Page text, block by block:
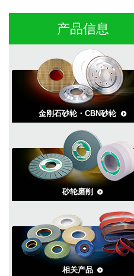
产品信息
金刚石砂轮・CBN砂轮
砂轮磨削
相关产品